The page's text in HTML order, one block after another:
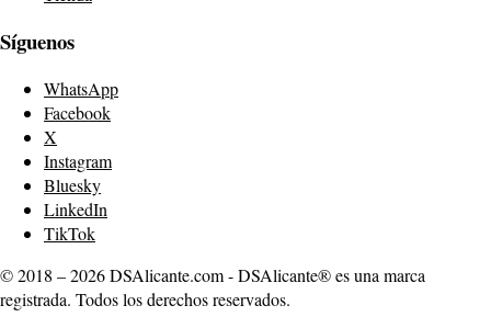
Síguenos
WhatsApp
Facebook
X
Instagram
Bluesky
LinkedIn
TikTok
© 2018 – 2026 DSAlicante.com - DSAlicante® es una marca
registrada. Todos los derechos reservados.